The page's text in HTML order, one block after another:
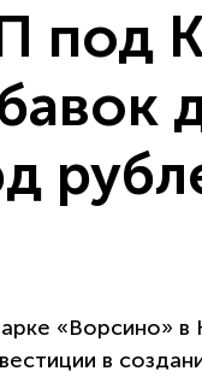
под
«Ворсино» в
в